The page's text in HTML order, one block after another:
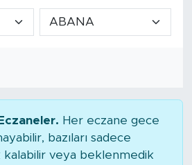
Her eczane gece
bazıları sadece
kalabilir veya beklenmedik